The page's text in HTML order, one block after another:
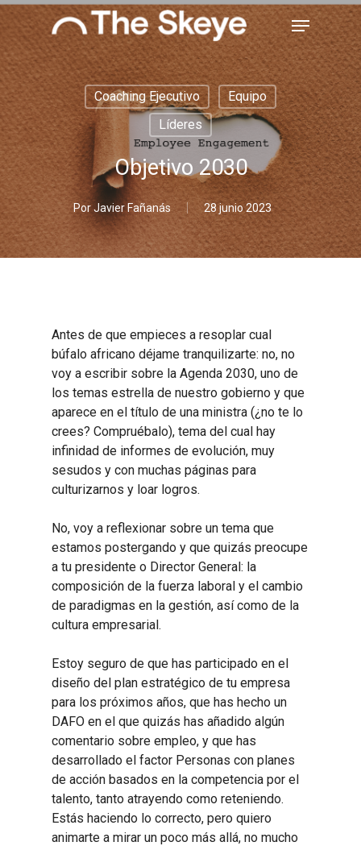
Skip
to
main
content
Menu
Coaching Ejecutivo
Equipo
Líderes
Objetivo 2030
PorJavier Fañanás 28 junio 2023
Antes de que empieces a resoplar cual
búfalo africano déjame tranquilizarte: no, no
voy a escribir sobre la Agenda 2030, uno de
los temas estrella de nuestro gobierno y que
aparece en el título de una ministra (¿no te lo
crees? Compruébalo), tema del cual hay
infinidad de informes de evolución, muy
sesudos y con muchas páginas para
culturizarnos y loar logros.
No, voy a reflexionar sobre un tema que
estamos postergando y que quizás preocupe
a tu presidente o Director General: la
composición de la fuerza laboral y el cambio
de paradigmas en la gestión, así como de la
cultura empresarial.
Estoy seguro de que has participado en el
diseño del plan estratégico de tu empresa
para los próximos años, que has hecho un
DAFO en el que quizás has añadido algún
comentario sobre empleo, y que has
desarrollado el factor Personas con planes
de acción basados en la competencia por el
talento, tanto atrayendo como reteniendo.
Estás haciendo lo correcto, pero quiero
animarte a mirar un poco más allá, no mucho
Close
Menu